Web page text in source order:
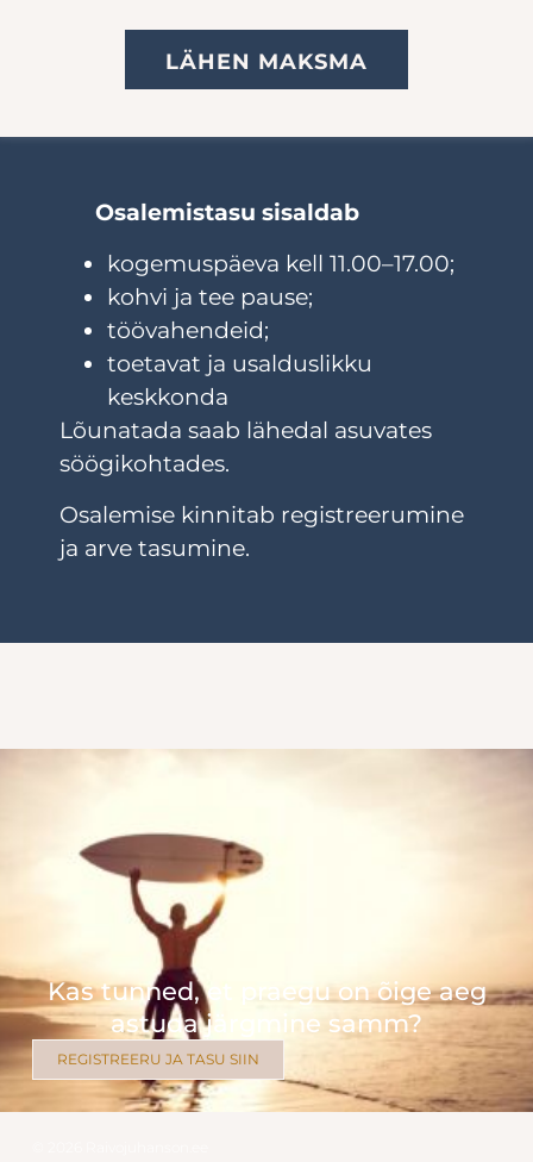
LÄHEN MAKSMA
Osalemistasu sisaldab
kogemuspäeva kell 11.00–17.00;
kohvi ja tee pause;
töövahendeid;
toetavat ja usalduslikku
keskkonda
Lõunatada saab lähedal asuvates
söögikohtades.
Osalemise kinnitab registreerumine
ja arve tasumine.
Kas tunned, et praegu on õige aeg
astuda järgmine samm?
REGISTREERU JA TASU SIIN